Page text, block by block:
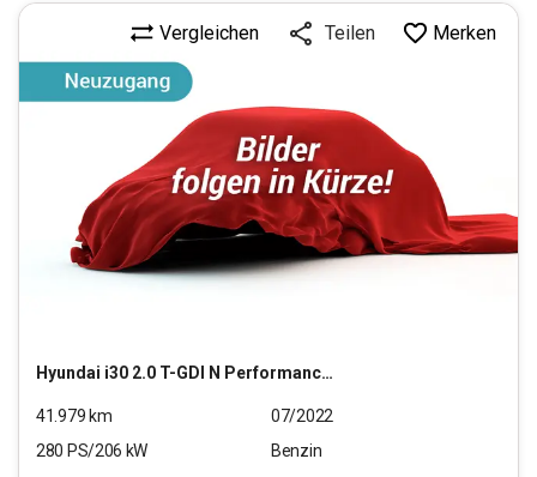
Hyundai i30 2.0 T-GDI N Performance (EURO 6d)(OPF)
Vergleichen Teilen Merken
41.979 km
07/2022
280 PS/206 kW
Benzin